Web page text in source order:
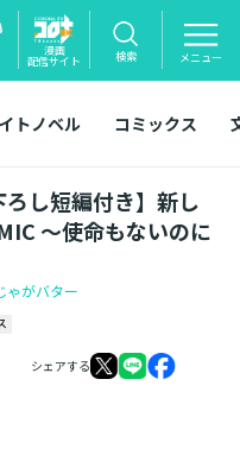
漫画
配信サイト 検索 メニュー
トノベル コミックス
ろし短編付き】新し
～使命もないのに
ゃがバター
シェアする